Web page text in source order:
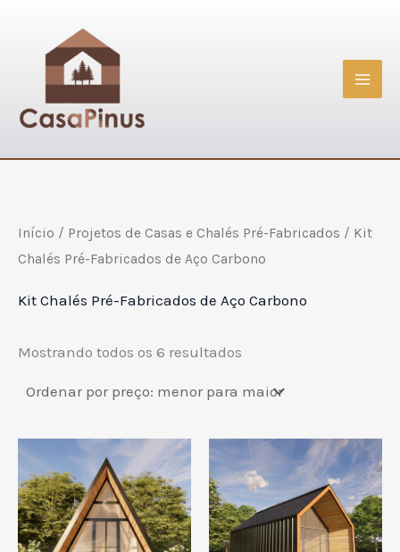
Início / Projetos de Casas e Chalés Pré-Fabricados / Kit
Chalés Pré-Fabricados de Aço Carbono
Kit Chalés Pré-Fabricados de Aço Carbono
Mostrando todos os 6 resultados